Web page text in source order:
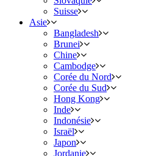
Suisse
Asie
Bangladesh
Brunei
Chine
Cambodge
Corée du Nord
Corée du Sud
Hong Kong
Inde
Indonésie
Israël
Japon
Jordanie